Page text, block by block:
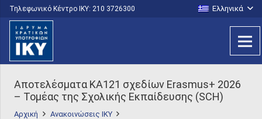
Τηλεφωνικό Κέντρο IKY: 210 3726300 Ελληνικά
Αποτελέσματα KA121 σχεδίων Erasmus+ 2026
– Τομέας της Σχολικής Εκπαίδευσης (SCH)
Αρχική
Ανακοινώσεις ΙΚΥ